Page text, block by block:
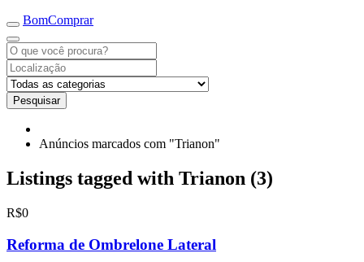
BomComprar
Pesquisar
Anúncios marcados com "Trianon"
Listings tagged with Trianon (3)
R$0
Reforma de Ombrelone Lateral